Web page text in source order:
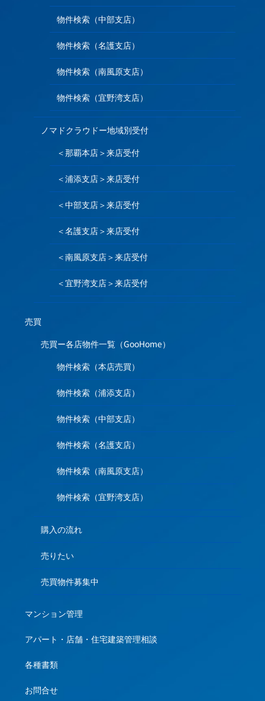
物件検索（中部支店）
物件検索（名護支店）
物件検索（南風原支店）
物件検索（宜野湾支店）
ノマドクラウドー地域別受付
＜那覇本店＞来店受付
＜浦添支店＞来店受付
＜中部支店＞来店受付
＜名護支店＞来店受付
＜南風原支店＞来店受付
＜宜野湾支店＞来店受付
売買
売買ー各店物件一覧（GooHome）
物件検索（本店売買）
物件検索（浦添支店）
物件検索（中部支店）
物件検索（名護支店）
物件検索（南風原支店）
物件検索（宜野湾支店）
購入の流れ
売りたい
売買物件募集中
マンション管理
アパート・店舗・住宅建築管理相談
各種書類
お問合せ